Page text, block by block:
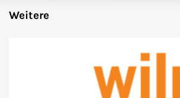
Weitere